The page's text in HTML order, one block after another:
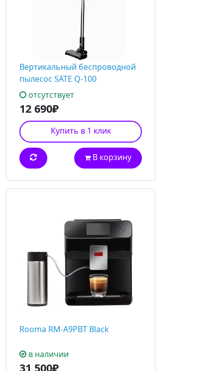
Вертикальный беспроводной
пылесос SATE Q-100
отсутствует
12 690₽
Купить в 1 клик
В корзину
Rooma RM-A9PBT Black
в наличии
31 500₽